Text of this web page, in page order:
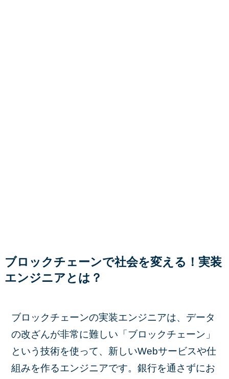
ブロックチェーンで社会を変える！実装
エンジニアとは？
ブロックチェーンの実装エンジニアは、データ
の改ざんが非常に難しい「ブロックチェーン」
という技術を使って、新しいWebサービスや仕
組みを作るエンジニアです。銀行を通さずにお